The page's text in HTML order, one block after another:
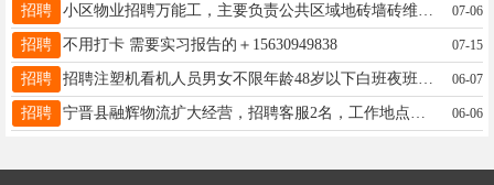
招聘 小区物业招聘万能工，主要负责公共区域地砖墙砖维修，设备设施小修小补，能力强者优先考虑。联系电话：13393046649 打电话时，请说明在宁晋123看到的，谢谢！ 07-06
招聘 不用打卡 需要实习报告的＋15630949838 07-15
招聘 06-07
招聘 06-06